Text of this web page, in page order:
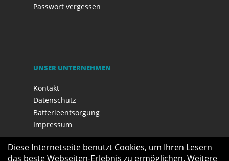
Passwort vergessen
UNSER UNTERNEHMEN
Kontakt
Datenschutz
Batterieentsorgung
Impressum
Diese Internetseite benutzt Cookies, um Ihren Lesern
das beste Webseiten-Erlebnis zu ermöglichen. Weitere